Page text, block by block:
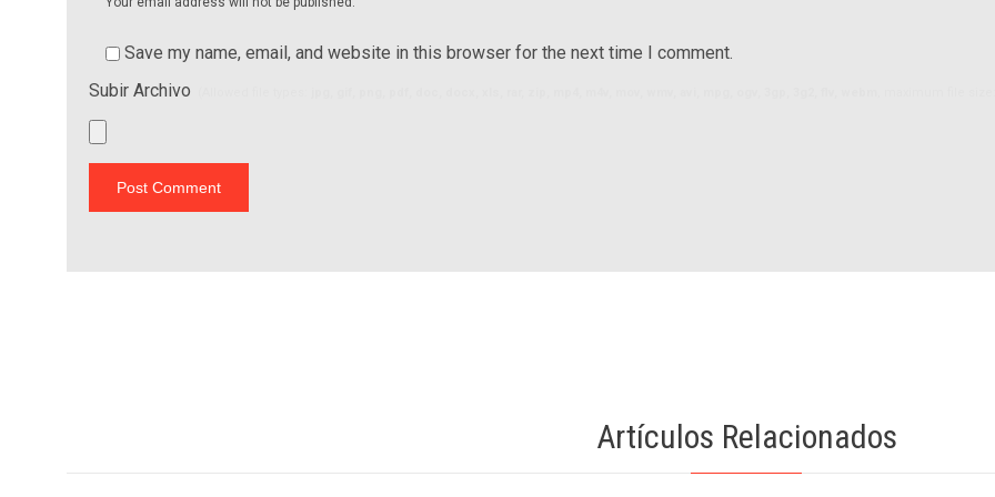
Save my name, email, and website in this browser for the next time I comment.
Subir Archivo
Artículos Relacionados